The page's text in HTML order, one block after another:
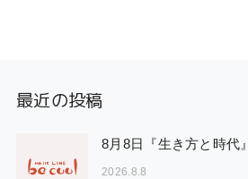
最近の投稿
8月8日『生き方と時代』
2026.8.8